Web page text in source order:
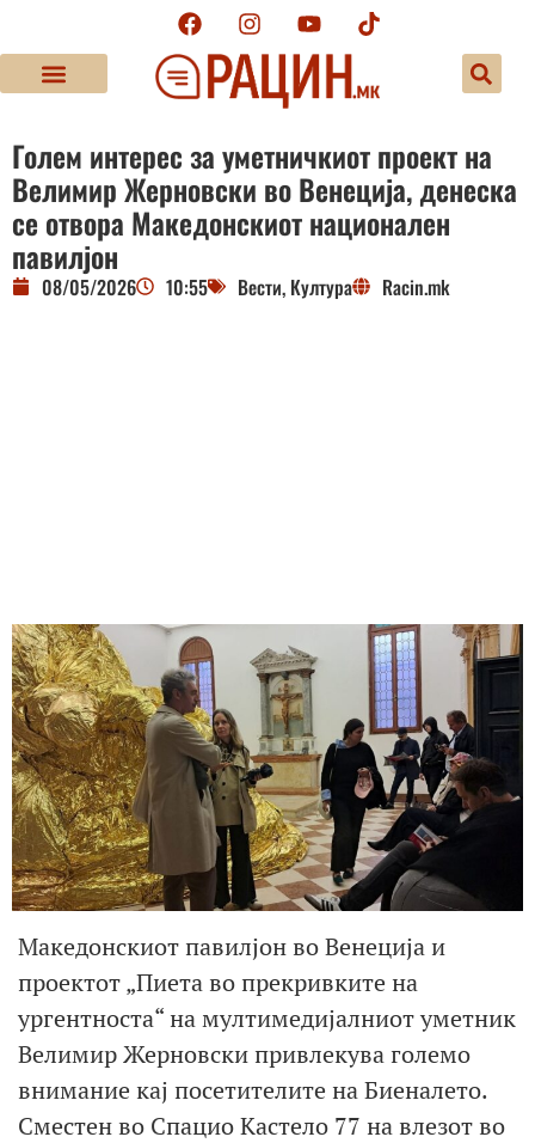
Голем интерес за уметничкиот проeкт на
Велимир Жерновски во Венеција, денеска
се отвора Македонскиот национален
павилјон
08/05/2026 10:55 Вести, Култура Racin.mk
Македонскиот павилјон во Венеција и
проектот „Пиета во прекривките на
ургентноста“ на мултимедијалниот уметник
Велимир Жерновски привлекува големо
внимание кај посетителите на Биеналето.
Сместен во Спацио Кастело 77 на влезот во